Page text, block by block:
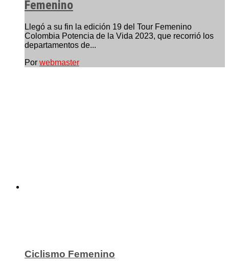
Femenino
Llegó a su fin la edición 19 del Tour Femenino
Colombia Potencia de la Vida 2023, que recorrió los
departamentos de...
Por webmaster
Ciclismo Femenino